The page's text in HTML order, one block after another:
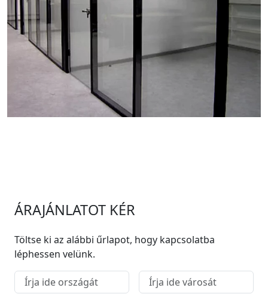
ÁRAJÁNLATOT KÉR
Töltse ki az alábbi űrlapot, hogy kapcsolatba
léphessen velünk.